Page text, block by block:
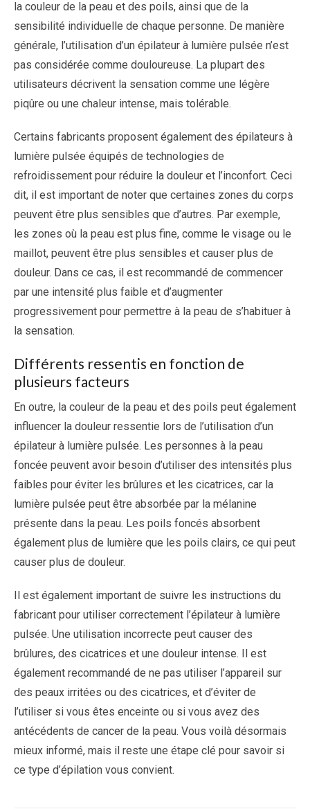
la couleur de la peau et des poils, ainsi que de la
sensibilité individuelle de chaque personne. De manière
générale, l’utilisation d’un épilateur à lumière pulsée n’est
pas considérée comme douloureuse. La plupart des
utilisateurs décrivent la sensation comme une légère
piqûre ou une chaleur intense, mais tolérable.
Certains fabricants proposent également des épilateurs à
lumière pulsée équipés de technologies de
refroidissement pour réduire la douleur et l’inconfort. Ceci
dit, il est important de noter que certaines zones du corps
peuvent être plus sensibles que d’autres. Par exemple,
les zones où la peau est plus fine, comme le visage ou le
maillot, peuvent être plus sensibles et causer plus de
douleur. Dans ce cas, il est recommandé de commencer
par une intensité plus faible et d’augmenter
progressivement pour permettre à la peau de s’habituer à
la sensation.
Différents ressentis en fonction de
plusieurs facteurs
En outre, la couleur de la peau et des poils peut également
influencer la douleur ressentie lors de l’utilisation d’un
épilateur à lumière pulsée. Les personnes à la peau
foncée peuvent avoir besoin d’utiliser des intensités plus
faibles pour éviter les brûlures et les cicatrices, car la
lumière pulsée peut être absorbée par la mélanine
présente dans la peau. Les poils foncés absorbent
également plus de lumière que les poils clairs, ce qui peut
causer plus de douleur.
Il est également important de suivre les instructions du
fabricant pour utiliser correctement l’épilateur à lumière
pulsée. Une utilisation incorrecte peut causer des
brûlures, des cicatrices et une douleur intense. Il est
également recommandé de ne pas utiliser l’appareil sur
des peaux irritées ou des cicatrices, et d’éviter de
l’utiliser si vous êtes enceinte ou si vous avez des
antécédents de cancer de la peau. Vous voilà désormais
mieux informé, mais il reste une étape clé pour savoir si
ce type d’épilation vous convient.